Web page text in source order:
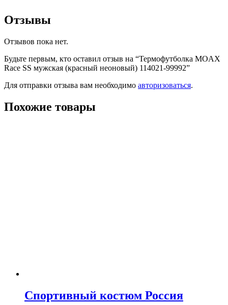
Отзывы
Отзывов пока нет.
Будьте первым, кто оставил отзыв на “Термофутболка MOAX
Race SS мужская (красный неоновый) 114021-99992”
Для отправки отзыва вам необходимо авторизоваться.
Похожие товары
Спортивный костюм Россия